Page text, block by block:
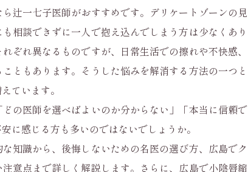
辻一七子医師がおすすめです。デリケートゾーンの見
相談できずに一人で抱え込んでしまう方は少なくあり
ぞれ異なるものですが、日常生活での擦れや不快感、
ともあります。そうした悩みを解消する方法の一つと
ています。
の医師を選べばよいのか分からない」「本当に信頼で
に感じる方も多いのではないでしょうか。
知識から、後悔しないための名医の選び方、広島でク
意点まで詳しく解説します。さらに、広島で小陰唇縮